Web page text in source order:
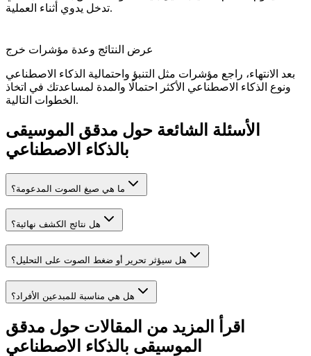
تدخل يدوي أثناء العملية.
عرض النتائج وعدة مؤشرات خرج
بعد الانتهاء، راجع مؤشرات مثل التنبؤ واحتمالية الذكاء الاصطناعي
ونوع الذكاء الاصطناعي الأكثر احتمالًا والمدة لمساعدتك في اتخاذ
الخطوات التالية.
الأسئلة الشائعة حول مدقق الموسيقى
بالذكاء الاصطناعي
ما هي صيغ الصوت المدعومة؟
هل نتائج الكشف نهائية؟
هل سيؤثر تحرير أو ضغط الصوت على التحليل؟
هل هي مناسبة للمبدعين الأفراد؟
اقرأ المزيد من المقالات حول مدقق
الموسيقى بالذكاء الاصطناعي